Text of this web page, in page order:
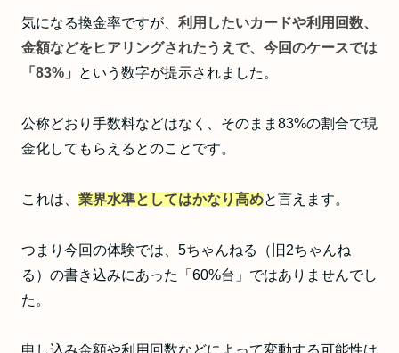
気になる換金率ですが、 利用したいカードや利用回数、
金額などをヒアリングされたうえで、 今回のケースでは
「83%」
という数字が提示されました。
公称どおり手数料などはなく、そのまま83%の割合で現
金化してもらえるとのことです。
これは、 業界水準としてはかなり高めと言えます。
つまり今回の体験では、5ちゃんねる（旧2ちゃんね
る）の書き込みにあった「60%台」ではありませんでし
た。